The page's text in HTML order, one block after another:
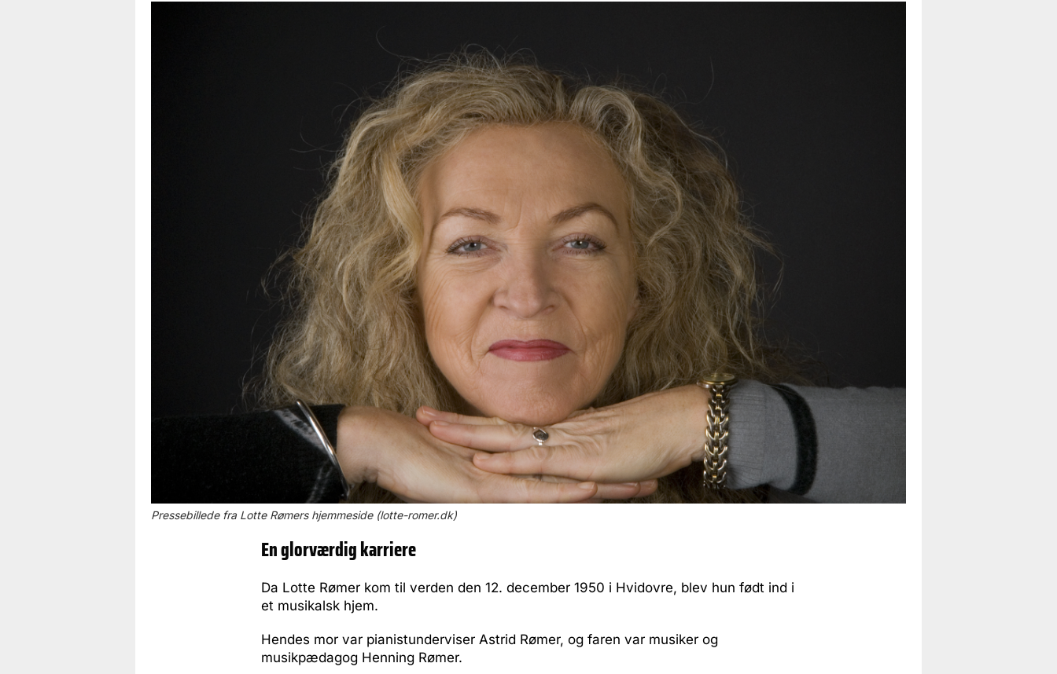
Pressebillede fra Lotte Rømers hjemmeside (lotte-romer.dk)
En glorværdig karriere
Da Lotte Rømer kom til verden den 12. december 1950 i Hvidovre, blev hun født ind i
et musikalsk hjem.
Hendes mor var pianistunderviser Astrid Rømer, og faren var musiker og
musikpædagog Henning Rømer.